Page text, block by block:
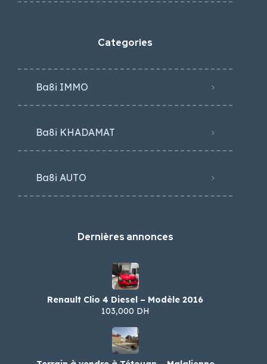
Categories
Ba8i IMMO
Ba8i KHADAMAT
Ba8i AUTO
Dernières annonces
Renault Clio 4 Diesel – Modèle 2016
103,000 DH